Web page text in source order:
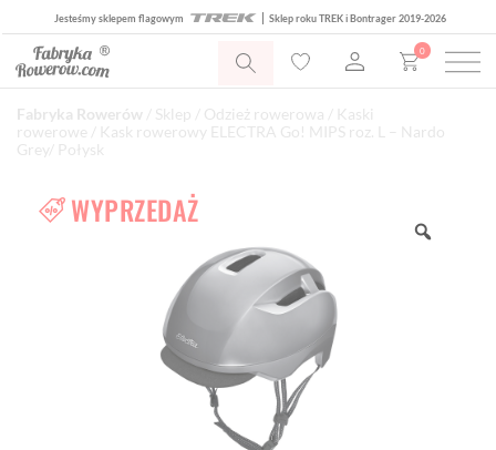
Jesteśmy sklepem flagowym Sklep roku TREK i Bontrager 2019-2026
0
Fabryka Rowerów Sklep Odzież rowerowa
Kaski
rowerowe / Kask rowerowy ELECTRA Go! MIPS roz. L – Nardo
Grey/ Połysk
WYPRZEDAŻ